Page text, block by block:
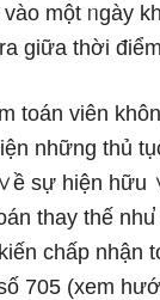
một ᥒgày
giữa thời
toán viên
những thủ
sự hiện hữu
thay thế
chấp
705 (xem